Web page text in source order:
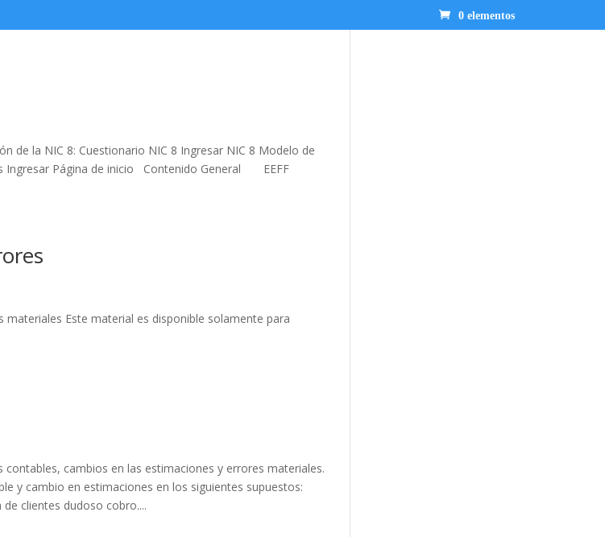
0 elementos
de la NIC 8: Cuestionario NIC 8 Ingresar NIC 8 Modelo de
Ingresar Página de inicio Contenido General EEFF
materiales Este material es disponible solamente para
cambios en las estimaciones y errores materiales.
y cambio en estimaciones en los siguientes supuestos:
clientes dudoso cobro....